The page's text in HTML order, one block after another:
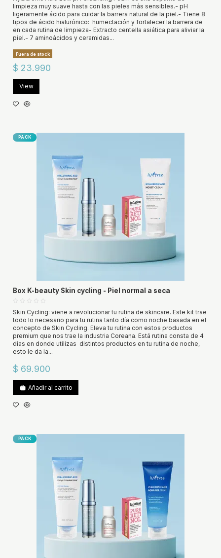
limpieza muy suave hasta con las pieles más sensibles.- pH
ligeramente ácido para cuidar la barrera natural de la piel.- Tiene 8
tipos de ácido hialurónico: humectación y fortalecer la barrera de
en cada rutina de limpieza- Extracto centella asiática para aliviar la
piel.- 7 aminoácidos y ceramidas...
Fuera de stock
$ 23.990
View
PACK
Box K-beauty Skin cycling - Piel normal a seca
Skin Cycling: viene a revolucionar tu rutina de skincare. Este kit trae
todo lo necesario para tu rutina tanto día como noche basada en el
concepto de Skin Cycling. Eleva tu rutina con estos productos
premium que nos trae la industria Coreana. Está rutina consta de 4
días en donde utilizas distintos productos en tu rutina de noche,
esto le da la...
$ 69.900
Añadir al carrito
PACK